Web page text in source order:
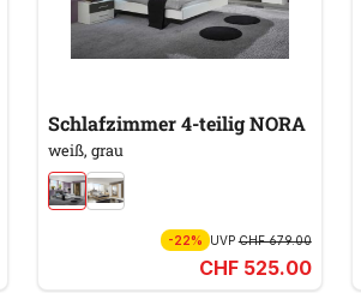
Schlafzimmer 4-teilig NORA
weiß, grau
-22% UVPCHF 679.00
CHF 525.00